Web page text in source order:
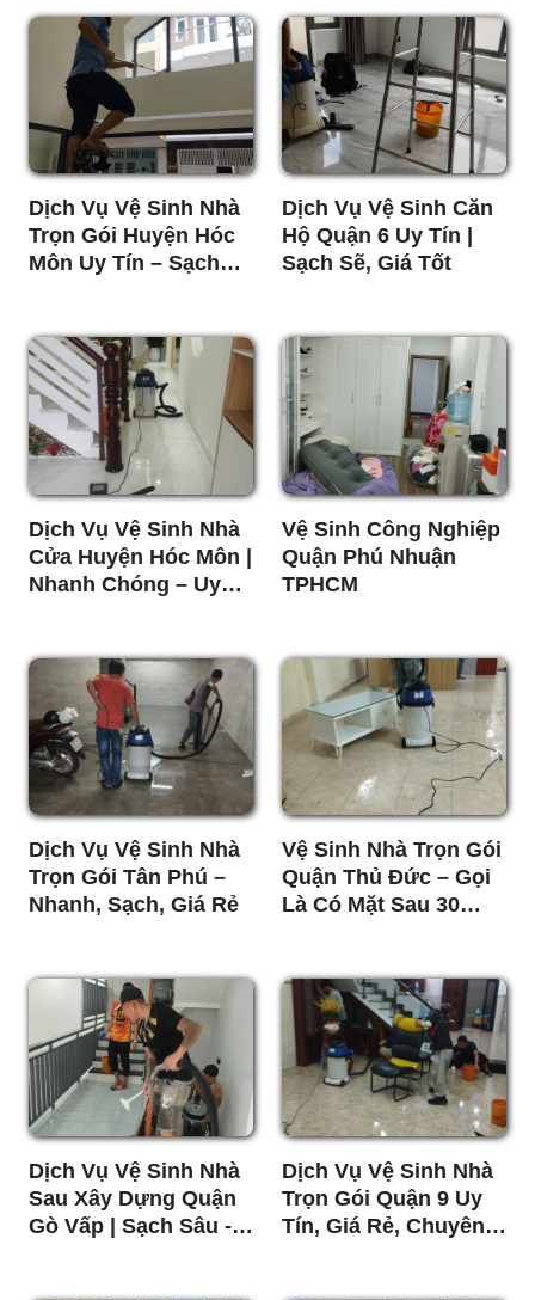
Dịch Vụ Vệ Sinh Nhà
Trọn Gói Huyện Hóc
Môn Uy Tín – Sạch
Dịch Vụ Vệ Sinh Căn
Hộ Quận 6 Uy Tín |
Sạch Sẽ, Giá Tốt
Dịch Vụ Vệ Sinh Nhà
Cửa Huyện Hóc Môn |
Nhanh Chóng – Uy
Vệ Sinh Công Nghiệp
Quận Phú Nhuận
TPHCM
Dịch Vụ Vệ Sinh Nhà
Trọn Gói Tân Phú –
Nhanh, Sạch, Giá Rẻ
Vệ Sinh Nhà Trọn Gói
Quận Thủ Đức – Gọi
Là Có Mặt Sau 30
Dịch Vụ Vệ Sinh Nhà
Sau Xây Dựng Quận
Gò Vấp | Sạch Sâu -
Dịch Vụ Vệ Sinh Nhà
Trọn Gói Quận 9 Uy
Tín, Giá Rẻ, Chuyên